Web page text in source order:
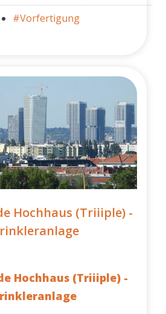
#Vorfertigung
Hochhaus (Triiiple) -
Hochhaus (Triiiple) -